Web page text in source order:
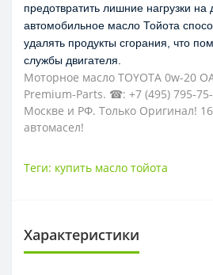
предотвратить лишние нагрузки на
автомобильное масло Тойота
удалять продукты сгорания, что
службы двигателя.
Моторное масло TOYOTA 0w-20
Premium-Parts. ☎: +7 (495) 795-
Москве и РФ. Только Оригинал!
автомасел!
Теги: купить масло тойота
Характеристики